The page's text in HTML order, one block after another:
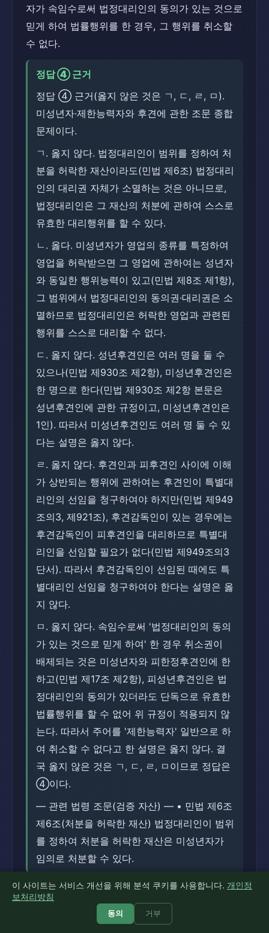
자가 속임수로써 법정대리인의 동의가 있는 것으로
믿게 하여 법률행위를 한 경우, 그 행위를 취소할
수 없다.
정답 ④ 근거
정답 ④ 근거(옳지 않은 것은 ㄱ, ㄷ, ㄹ, ㅁ).
미성년자·제한능력자와 후견에 관한 조문 종합
문제이다.
ㄱ. 옳지 않다. 법정대리인이 범위를 정하여 처
분을 허락한 재산이라도(민법 제6조) 법정대리
인의 대리권 자체가 소멸하는 것은 아니므로,
법정대리인은 그 재산의 처분에 관하여 스스로
유효한 대리행위를 할 수 있다.
ㄴ. 옳다. 미성년자가 영업의 종류를 특정하여
영업을 허락받으면 그 영업에 관하여는 성년자
와 동일한 행위능력이 있고(민법 제8조 제1항),
그 범위에서 법정대리인의 동의권·대리권은 소
멸하므로 법정대리인은 허락한 영업과 관련된
행위를 스스로 대리할 수 없다.
ㄷ. 옳지 않다. 성년후견인은 여러 명을 둘 수
있으나(민법 제930조 제2항), 미성년후견인은
한 명으로 한다(민법 제930조 제2항 본문은
성년후견인에 관한 규정이고, 미성년후견인은
1인). 따라서 미성년후견인도 여러 명 둘 수 있
다는 설명은 옳지 않다.
ㄹ. 옳지 않다. 후견인과 피후견인 사이에 이해
가 상반되는 행위에 관하여는 후견인이 특별대
리인의 선임을 청구하여야 하지만(민법 제949
조의3, 제921조), 후견감독인이 있는 경우에는
후견감독인이 피후견인을 대리하므로 특별대
리인을 선임할 필요가 없다(민법 제949조의3
단서). 따라서 후견감독인이 선임된 때에도 특
별대리인 선임을 청구하여야 한다는 설명은 옳
지 않다.
ㅁ. 옳지 않다. 속임수로써 '법정대리인의 동의
가 있는 것으로 믿게 하여' 한 경우 취소권이
배제되는 것은 미성년자와 피한정후견인에 한
하고(민법 제17조 제2항), 피성년후견인은 법
정대리인의 동의가 있더라도 단독으로 유효한
법률행위를 할 수 없어 위 규정이 적용되지 않
는다. 따라서 주어를 '제한능력자' 일반으로 하
여 취소할 수 없다고 한 설명은 옳지 않다. 결
국 옳지 않은 것은 ㄱ, ㄷ, ㄹ, ㅁ이므로 정답은
④이다.
― 관련 법령 조문(검증 자산) ― • 민법 제6조
제6조(처분을 허락한 재산) 법정대리인이 범위
를 정하여 처분을 허락한 재산은 미성년자가
임의로 처분할 수 있다.
보기별 풀이
옳지 않음(×). ㄴ은 옳고 ㄹ·ㅁ이 옳지 않으므로
이 사이트는 서비스 개선을 위해 분석 쿠키를 사용합니다. 개인정
보처리방침
동의 거부